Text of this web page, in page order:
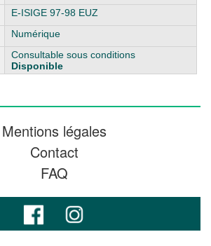
E-ISIGE 97-98 EUZ
Numérique
Consultable sous conditions
Disponible
Mentions légales
Contact
FAQ